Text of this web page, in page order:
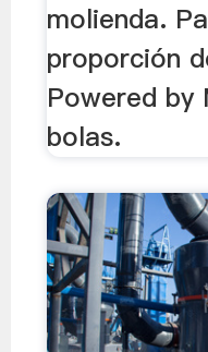
molienda.
proporción
Powered by
bolas.